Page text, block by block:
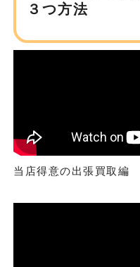
３つ方法
当店得意の出張買取編